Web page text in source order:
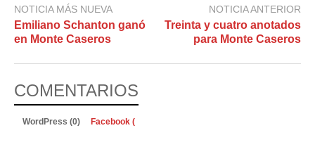
NOTICIA MÁS NUEVA
Emiliano Schanton ganó
en Monte Caseros
NOTICIA ANTERIOR
Treinta y cuatro anotados
para Monte Caseros
COMENTARIOS
WordPress (0) Facebook (